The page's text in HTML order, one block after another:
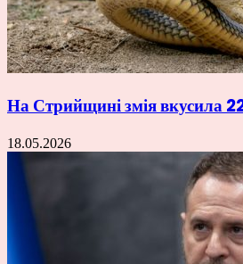
На Стрийщині змія вкусила
18.05.2026